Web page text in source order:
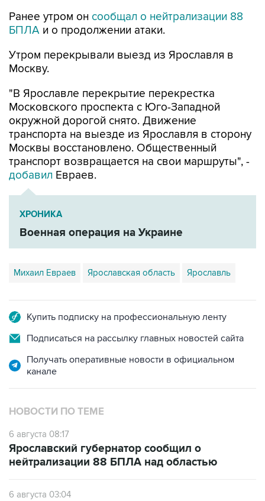
Ранее утром он сообщал о нейтрализации 88
БПЛА и о продолжении атаки.
Утром перекрывали выезд из Ярославля в
Москву.
"В Ярославле перекрытие перекрестка
Московского проспекта с Юго-Западной
окружной дорогой снято. Движение
транспорта на выезде из Ярославля в сторону
Москвы восстановлено. Общественный
транспорт возвращается на свои маршруты", -
добавил Евраев.
ХРОНИКА
Военная операция на Украине
Михаил Евраев Ярославская область Ярославль
Купить подписку на профессиональную ленту
Подписаться на рассылку главных новостей сайта
Получать оперативные новости в официальном
канале
НОВОСТИ ПО ТЕМЕ
6 августа 08:17
Ярославский губернатор сообщил о
нейтрализации 88 БПЛА над областью
6 августа 03:04